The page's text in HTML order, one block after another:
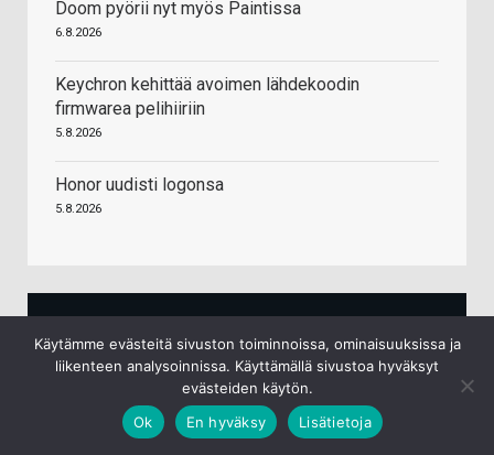
Doom pyörii nyt myös Paintissa
6.8.2026
Keychron kehittää avoimen lähdekoodin
firmwarea pelihiiriin
5.8.2026
Honor uudisti logonsa
5.8.2026
Palit GeForce RTX 5060 Infinity 2 OC NVIDIA 8
GB GDDR7
Käytämme evästeitä sivuston toiminnoissa, ominaisuuksissa ja
liikenteen analysoinnissa. Käyttämällä sivustoa hyväksyt
evästeiden käytön.
Ok
En hyväksy Lisätietoja